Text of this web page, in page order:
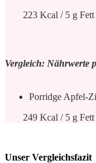
223 Kcal / 5 g
Vergleich: Nährwerte
Porridge Apfel-
249 Kcal / 5 g
Unser Vergleichsfazit